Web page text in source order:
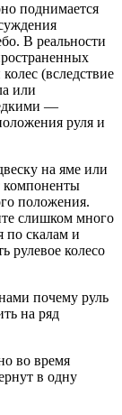
поднимается
В реальности
(вследствие
или
—
руля и
на яме или
компоненты
положения.
слишком много
по скалам и
рулевое колесо
почему руль
на ряд
во время
в одну